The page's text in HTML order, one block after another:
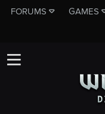
FORUMS GAMES